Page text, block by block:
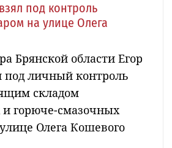
под контроль
на улице Олега
Брянской области Егор
под личный контроль
складом
горюче-смазочных
Олега Кошевого